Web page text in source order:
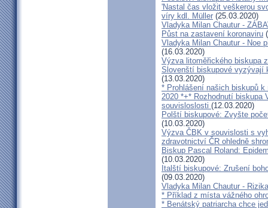
'Nastal čas vložit veškerou
víry kdl. Müller (25.03.2020)
Vladyka Milan Chautur -
Půst na zastavení koronaviru
Vladyka Milan Chautur - Noe
(16.03.2020)
Výzva litoměřického biskupa
Slovenští biskupové vyzývají
(13.03.2020)
* Prohlášení našich biskupů
2020 *+* Rozhodnutí biskupa
souvisloslosti (12.03.2020)
Polští biskupové: Zvyšte
(10.03.2020)
Výzva ČBK v souvislosti s
zdravotnictví ČR ohledně
Biskup Pascal Roland:
(10.03.2020)
Italští biskupové: Zrušení
(09.03.2020)
Vladyka Milan Chautur -
* Příklad z místa vážného
* Benátský patriarcha chce